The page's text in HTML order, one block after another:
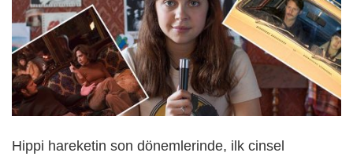
Hippi hareketin son dönemlerinde, ilk cinsel